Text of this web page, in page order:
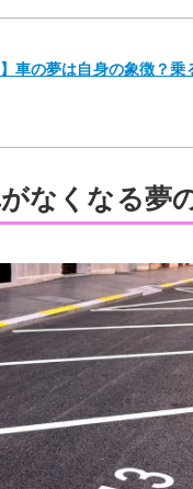
】車の夢は自身の象徴？
がなくなる夢